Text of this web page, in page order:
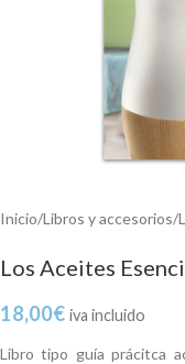
Inicio/Libros y accesorios/
Los Aceites
18,00€ iva incluido
Libro tipo guía prácitca